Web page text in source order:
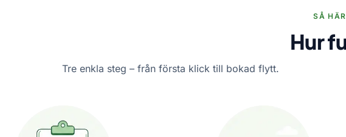
SÅ
Hur
Tre enkla steg – från första klick till bokad flytt.